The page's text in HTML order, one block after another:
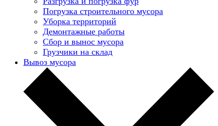
Погрузка строительного мусора
Уборка территорий
Демонтажные работы
Сбор и вынос мусора
Грузчики на склад
Вывоз мусора